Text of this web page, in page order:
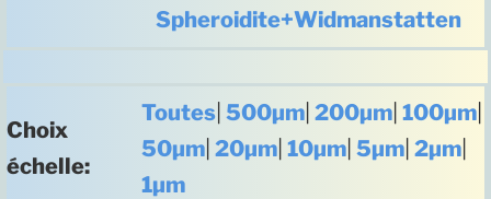
Spheroidite+Widmanstatten
Choix
échelle:
Toutes 500µm 200µm 100µm
50µm 20µm 10µm 5µm 2µm
1µm